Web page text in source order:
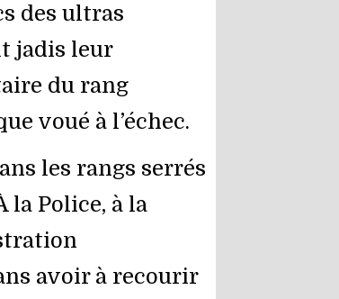
des ultras
jadis leur
du rang
voué à l’échec.
les rangs serrés
la Police, à la
avoir à recourir